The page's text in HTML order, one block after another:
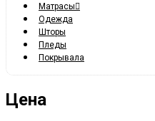
Матрасы
Одежда
Шторы
Пледы
Покрывала
Цена